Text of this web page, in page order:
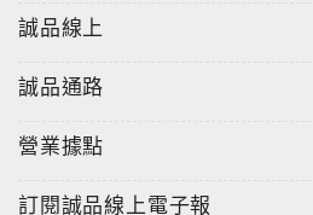
誠品線上
誠品通路
營業據點
訂閱誠品線上電子報